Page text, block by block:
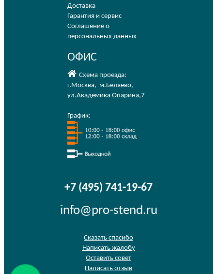
Доставка
Гарантия и сервис
Соглашение о
персональных данных
ОФИС
Схема проезда:
г.Москва, м.Беляево,
ул.Академика Опарина,7
График:
+7 (495) 741-19-67
info@pro-stend.ru
Сказать спасибо
Написать жалобу
Оставить совет
Написать отзыв